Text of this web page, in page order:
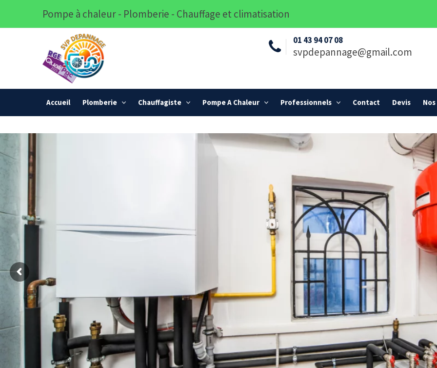
Pompe à chaleur - Plomberie - Chauffage et climatisation
01 43 94 07 08
svpdepannage@gmail.com
Accueil Plomberie Chauffagiste Pompe A Chaleur Professionnels Contact Devis